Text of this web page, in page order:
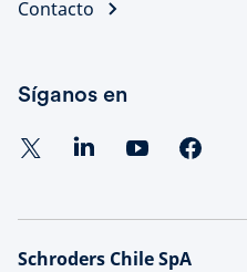
Contacto
Síganos en
Schroders Chile SpA